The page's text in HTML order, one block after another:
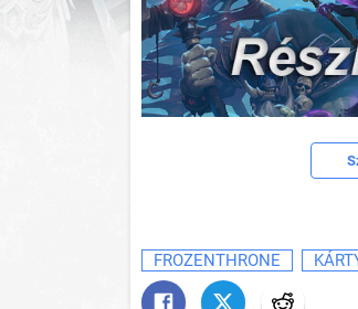
FROZENTHRONE